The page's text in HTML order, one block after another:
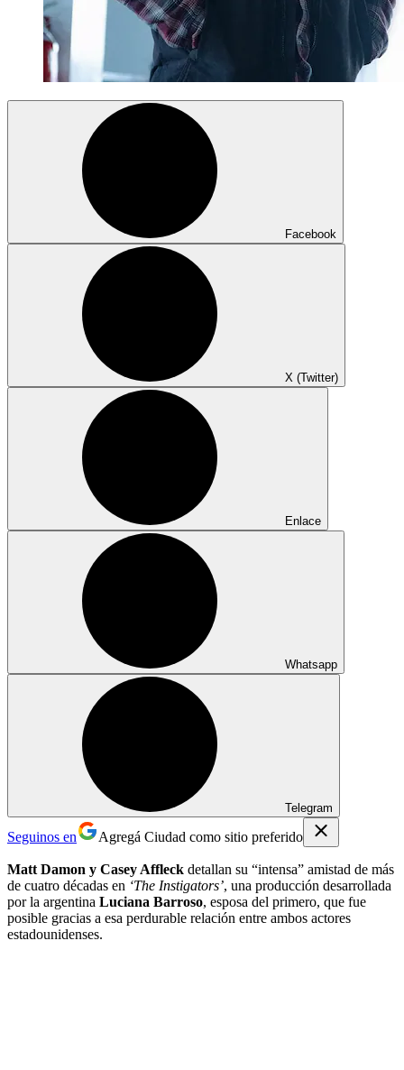
Facebook
X (Twitter)
Enlace
Whatsapp
Telegram
Seguinos en Agregá Ciudad como sitio preferido
Matt Damon y Casey Affleck detallan su “intensa” amistad de más
de cuatro décadas en ‘The Instigators’, una producción desarrollada
por la argentina Luciana Barroso, esposa del primero, que fue
posible gracias a esa perdurable relación entre ambos actores
estadounidenses.